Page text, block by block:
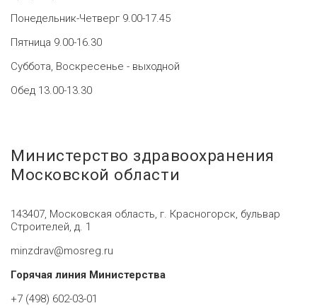
Понедельник-Четверг 9.00-17.45
Пятница 9.00-16.30
Суббота, Воскресенье - выходной
Обед 13.00-13.30
Министерство здравоохранения
Московской области
143407, Московская область, г. Красногорск, бульвар
Строителей, д. 1
minzdrav@mosreg.ru
Горячая линия Министерства
+7 (498) 602-03-01